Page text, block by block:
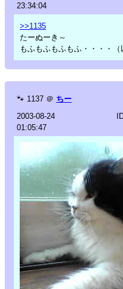
23:34:04
>>1135
たーぬーき～
もふもふもふもふ・・・・（
🐾 1137 ＠ ちー
2003-08-24
01:05:47